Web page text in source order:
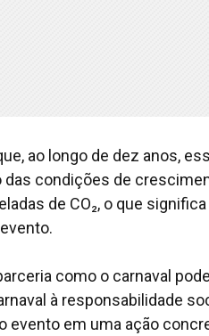
ao longo de dez anos,
das condições de
de CO₂, o que
como o carnaval
à responsabilidade
em uma ação